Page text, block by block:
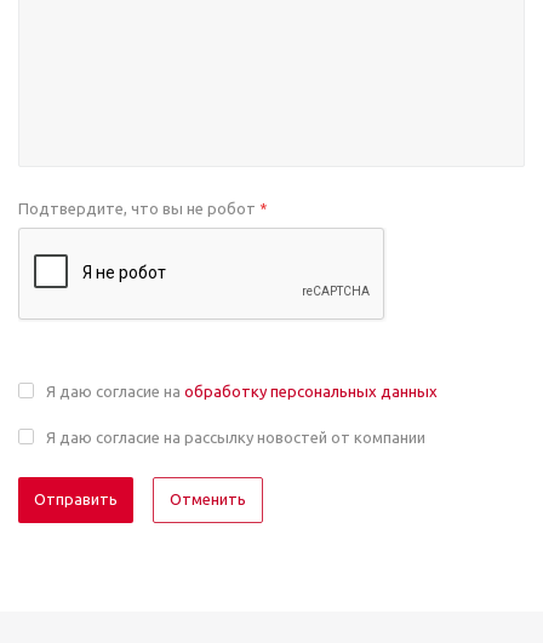
Подтвердите, что вы не робот *
Я даю согласие на обработку персональных данных
Я даю согласие на рассылку новостей от компании
Отменить